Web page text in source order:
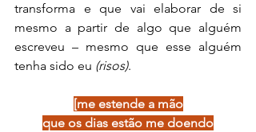
transforma e que vai elaborar de si
mesmo a partir de algo que alguém
escreveu – mesmo que esse alguém
tenha sido eu (risos).
[me estende a mão
que os dias estão me doendo